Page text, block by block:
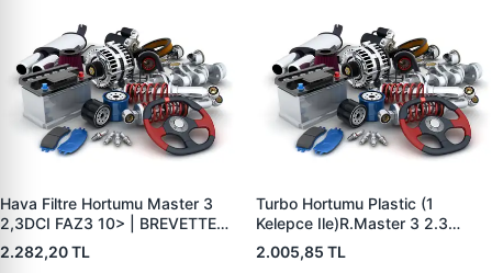
Hava Filtre Hortumu Master 3
2,3DCI FAZ3 10> | BREVETTE
RN8447 | OEM 1657800Q0B
49670356875 165554107R
2.282,20 TL
Turbo Hortumu Plastic (1
Kelepce Ile)R.Master 3 2.3
Cdio.Movano B 2.3 Cdti 2007- |
BREVETTE RN8404 | OEM
2.005,85 TL